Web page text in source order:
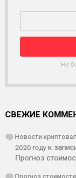
С
Ы
Л
К
Не
СВЕЖИЕ
Новости
2020 году к
Прогноз
Прогноз